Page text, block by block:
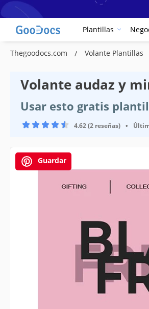
Plantillas
Thegoodocs.com Volante Plantillas
Volante audaz y
Usar esto gratis
4.62 (2 reseñas) •
Guardar